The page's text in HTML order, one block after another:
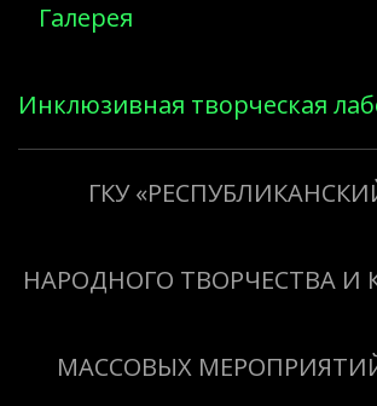
Галерея
Инклюзивная творческая
«Творить добро»
ГКУ
НАРОДНОГО ТВОРЧЕСТВА И
МАССОВЫХ